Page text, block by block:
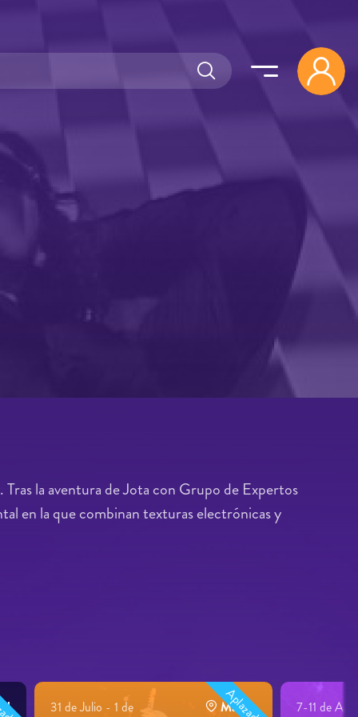
la aventura de Jota con Grupo de Expertos
en la que combinan texturas electrónicas y
Aplazado
31 de Julio - 1 de
Martos 7-11 de